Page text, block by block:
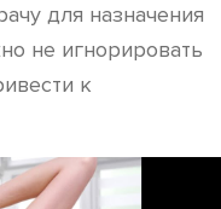
для назначения
не игнорировать
к